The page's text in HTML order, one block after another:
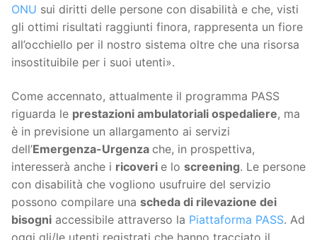
ONU sui diritti delle persone con disabilità e che, visti
gli ottimi risultati raggiunti finora, rappresenta un fiore
all’occhiello per il nostro sistema oltre che una risorsa
insostituibile per i suoi utenti».
Come accennato, attualmente il programma PASS
riguarda le prestazioni ambulatoriali ospedaliere, ma
è in previsione un allargamento ai servizi
dell’Emergenza-Urgenza che, in prospettiva,
interesserà anche i ricoveri e lo screening. Le persone
con disabilità che vogliono usufruire del servizio
possono compilare una scheda di rilevazione dei
bisogni accessibile attraverso la Piattaforma PASS. Ad
oggi gli/le utenti registrati che hanno tracciato il